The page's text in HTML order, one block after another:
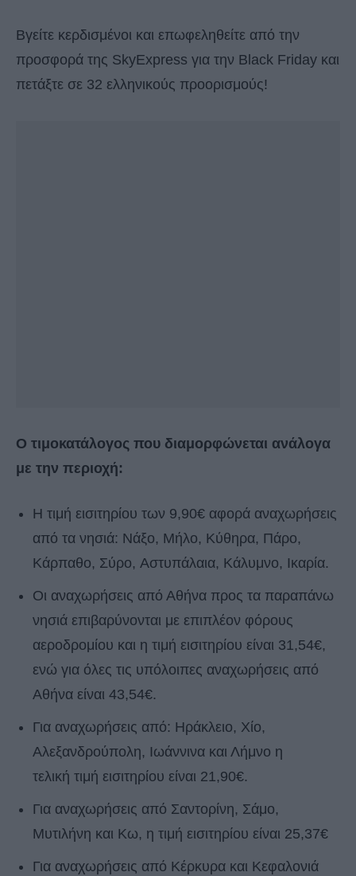
Βγείτε κερδισμένοι και επωφεληθείτε από την
προσφορά της SkyExpress για την Βlack Friday και
πετάξτε σε 32 ελληνικούς προορισμούς!
Ο τιμοκατάλογος που διαμορφώνεται ανάλογα
με την περιοχή:
Η τιμή εισιτηρίου των 9,90€ αφορά αναχωρήσεις
από τα νησιά: Νάξο, Μήλο, Κύθηρα, Πάρο,
Κάρπαθο, Σύρο, Αστυπάλαια, Κάλυμνο, Ικαρία.
Οι αναχωρήσεις από Αθήνα προς τα παραπάνω
νησιά επιβαρύνονται με επιπλέον φόρους
αεροδρομίου και η τιμή εισιτηρίου είναι 31,54€,
ενώ για όλες τις υπόλοιπες αναχωρήσεις από
Αθήνα είναι 43,54€.
Για αναχωρήσεις από: Ηράκλειο, Χίο,
Αλεξανδρούπολη, Ιωάννινα και Λήμνο η
τελική τιμή εισιτηρίου είναι 21,90€.
Για αναχωρήσεις από Σαντορίνη, Σάμο,
Μυτιλήνη και Κω, η τιμή εισιτηρίου είναι 25,37€
Για αναχωρήσεις από Κέρκυρα και Κεφαλονιά